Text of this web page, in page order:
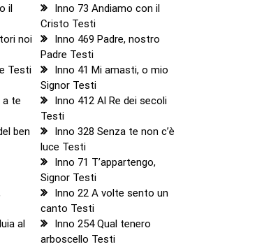
il
Inno 73 Andiamo con il
Cristo Testi
noi
Inno 469 Padre, nostro
Padre Testi
Testi
Inno 41 Mi amasti, o mio
Signor Testi
a te
Inno 412 Al Re dei secoli
Testi
ben
Inno 328 Senza te non c’è
luce Testi
Inno 71 T’appartengo,
Signor Testi
Inno 22 A volte sento un
canto Testi
al
Inno 254 Qual tenero
arboscello Testi